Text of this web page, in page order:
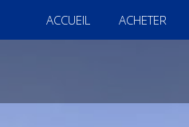
ACCUEIL ACHETER